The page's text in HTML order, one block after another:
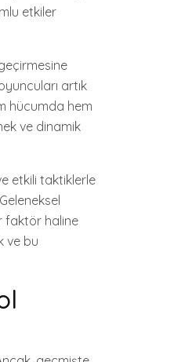
etkiler
artık
hücumda hem
ve dinamik
etkili taktiklerle
faktör haline
ve bu